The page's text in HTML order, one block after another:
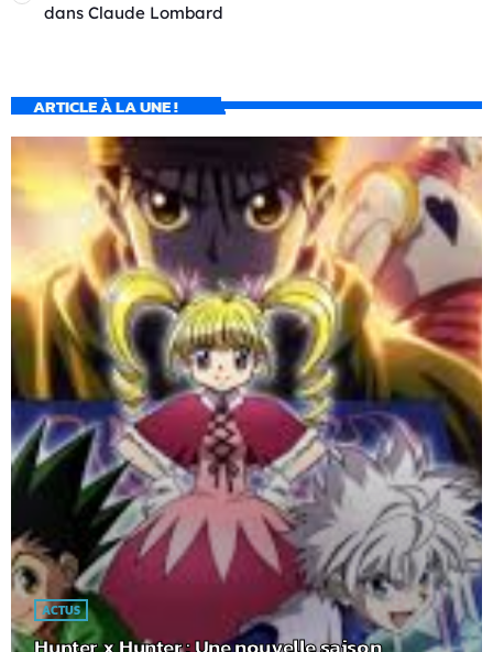
dans Claude Lombard
ARTICLE À LA UNE !
ACTUS